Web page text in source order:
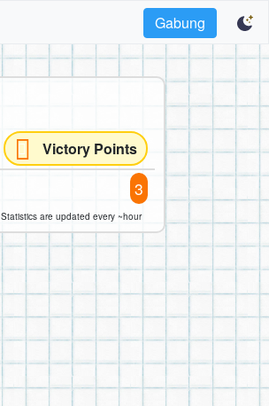
Gabung
Victory Points
3
Statistics are updated every ~hour